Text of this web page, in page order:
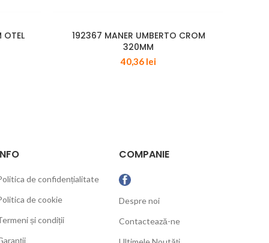
OTEL
192367 MANER UMBERTO CROM
320MM
40,36 lei
de confidențialitate
de cookie
și condiții
COMPANIE
Despre noi
Contactează-ne